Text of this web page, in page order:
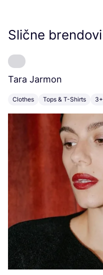
Slične brendovi
Tara Jarmon
Clothes Tops & T-Shirts 3+